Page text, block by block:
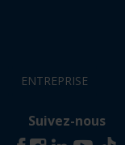
ENTREPRISE
Suivez-nous